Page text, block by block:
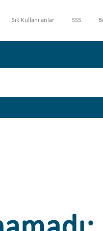
Sık Kullanılanlar SSS